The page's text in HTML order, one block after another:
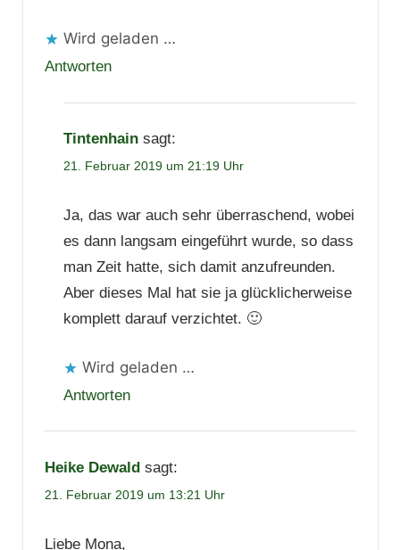
Wird geladen …
Antworten
Tintenhain sagt:
21. Februar 2019 um 21:19 Uhr
Ja, das war auch sehr überraschend, wobei
es dann langsam eingeführt wurde, so dass
man Zeit hatte, sich damit anzufreunden.
Aber dieses Mal hat sie ja glücklicherweise
komplett darauf verzichtet. 🙂
Wird geladen …
Antworten
Heike Dewald sagt:
21. Februar 2019 um 13:21 Uhr
Liebe Mona,